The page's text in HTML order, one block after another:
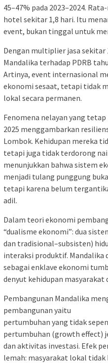
45–47% pada 2023–2024.
hotel sekitar 1,8 hari. Itu
event, bukan tinggal untuk
Dengan multiplier jasa sekitar
Mandalika terhadap PDRB
Artinya, event internasional
ekonomi sesaat, tetapi tidak
lokal secara permanen.
Fenomena nelayan yang
2025 menggambarkan
Lombok. Kehidupan mereka
tetapi juga tidak terdorong
menunjukkan bahwa sistem
menjadi tulang punggung
tetapi karena belum
adil.
Dalam teori ekonomi
“dualisme ekonomi”: dua
dan tradisional–subsisten)
interaksi produktif. Mandalika
sebagai enklave ekonomi
denyut kehidupan masyarakat
Pembangunan Mandalika
pembangunan yaitu
pertumbuhan yang tidak
pertumbuhan (growth effect)
dan aktivitas investasi. Efek
lemah: masyarakat lokal